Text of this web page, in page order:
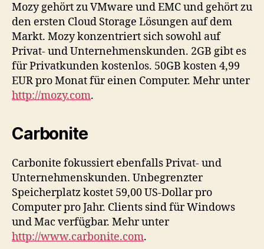
Mozy gehört zu VMware und EMC und gehört zu
den ersten Cloud Storage Lösungen auf dem
Markt. Mozy konzentriert sich sowohl auf
Privat- und Unternehmenskunden. 2GB gibt es
für Privatkunden kostenlos. 50GB kosten 4,99
EUR pro Monat für einen Computer. Mehr unter
http://mozy.com.
Carbonite
Carbonite fokussiert ebenfalls Privat- und
Unternehmenskunden. Unbegrenzter
Speicherplatz kostet 59,00 US-Dollar pro
Computer pro Jahr. Clients sind für Windows
und Mac verfügbar. Mehr unter
http://www.carbonite.com.